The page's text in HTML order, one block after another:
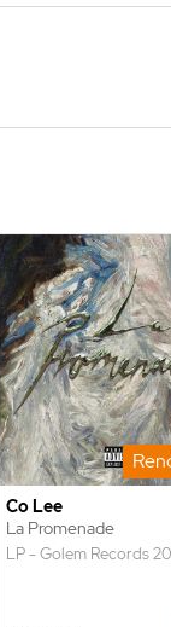
Co Lee
La Promenade
LP - Golem Records